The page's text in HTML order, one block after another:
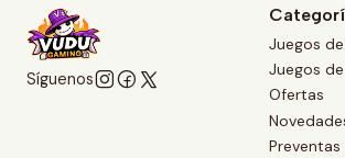
Síguenos
Juegos
Juegos
Ofertas
Preventas